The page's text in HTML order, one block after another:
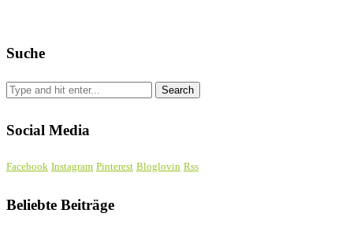
Suche
Social Media
Facebook Instagram Pinterest Bloglovin Rss
Beliebte Beiträge